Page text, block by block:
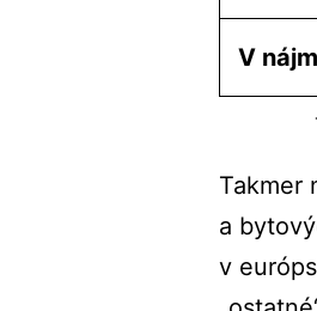
V
Takmer
a
v